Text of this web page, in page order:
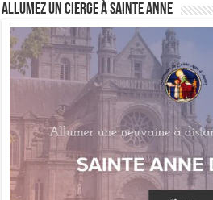
Allumez un cierge à Sainte Anne